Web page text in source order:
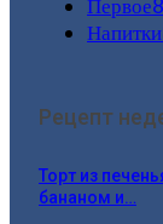
Первое
Напитки
Рецепт
Торт из
бананом и…